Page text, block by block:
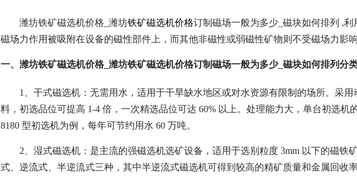
潍坊铁矿磁选机价格_潍坊铁矿磁选机价格订制磁场一般为多少_磁块如何排列 ,
磁场力作用被吸附在设备的磁性部件上，而其他非磁性或弱磁性矿物则不受磁场力影
一、潍坊铁矿磁选机价格_潍坊铁矿磁选机价格订制磁场一般为多少_磁块如何排列分
1、干式磁选机：无需用水，适用于干旱缺水地区或对水资源有限制的场所。采
料，初选品位可提高 1-4 倍，一次精选品位可达 60% 以上。处理能力大，单台初选
8180 型初选机为例，每年可节约用水 60 万吨。
2、湿式磁选机：是主流的强磁选机选矿设备，适用于选别粒度 3mm 以下的磁
式、逆流式、半逆流式三种，其中半逆流式磁选机可得到较高的精矿质量和金属回收